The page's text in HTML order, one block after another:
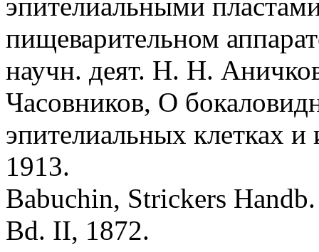
пищеварительном
научн. деят. Н. Н.
Часовников, О
эпителиальных клетках
1913.
Babuchin, Strickers
Bd. II, 1872.